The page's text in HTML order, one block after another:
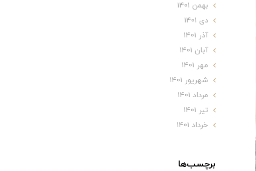
بهمن 1401
دی 1401
آذر 1401
آبان 1401
مهر 1401
شهریور 1401
مرداد 1401
تير 1401
خرداد 1401
برچسب‌ها